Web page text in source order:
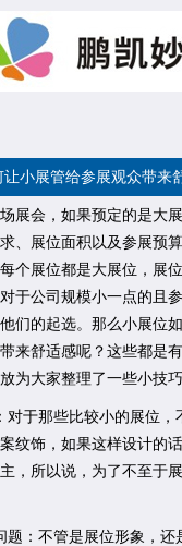
让小展管给参展观众带来
展会，如果预定的是大
、展位面积以及参展预
个展位都是大展位，展
于公司规模小一点的且
们的起选。那么小展位
来舒适感呢？这些都是
为大家整理了一些小技巧
对于那些比较小的展位，
纹饰，如果这样设计的
，所以说，为了不至于
题：不管是展位形象，还